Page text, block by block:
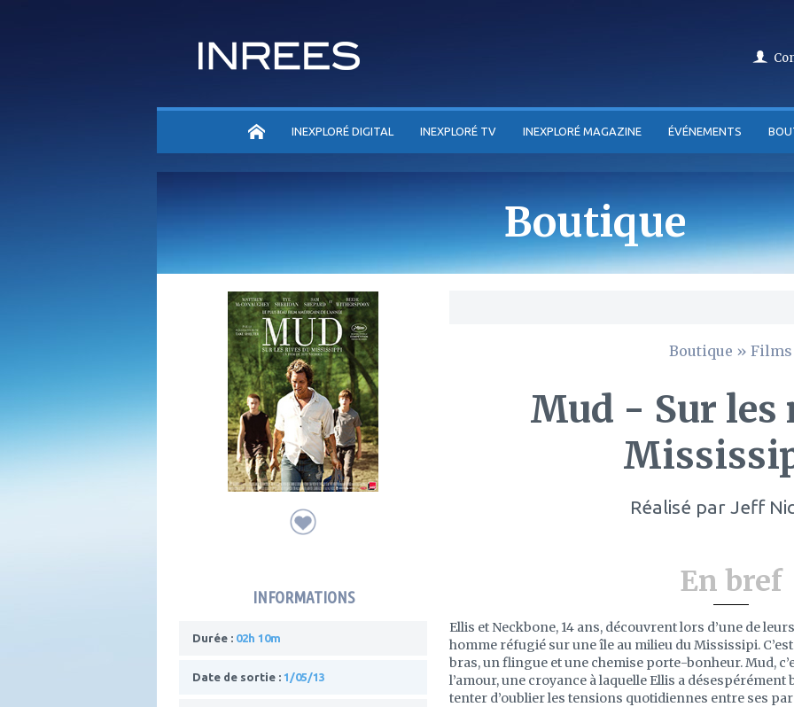
ACCUEILINEXPLORÉ DIGITAL INEXPLORÉ TV INEXPLORÉ MAGAZINE ÉVÉNEMENTS
Boutique
INFORMATIONS
Durée : 02h 10m
Date de sortie : 1/05/13
Boutique » Films
Mud - Sur les
Réalisé par Jeff
En bref
Ellis et Neckbone, 14 ans, découvrent lors d’une de
homme réfugié sur une île au milieu du Mississipi.
bras, un flingue et une chemise porte-bonheur. Mud,
l’amour, une croyance à laquelle Ellis a
tenter d’oublier les tensions quotidiennes entre ses